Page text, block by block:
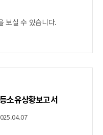
보실 수 있습니다.
소유상황보고서